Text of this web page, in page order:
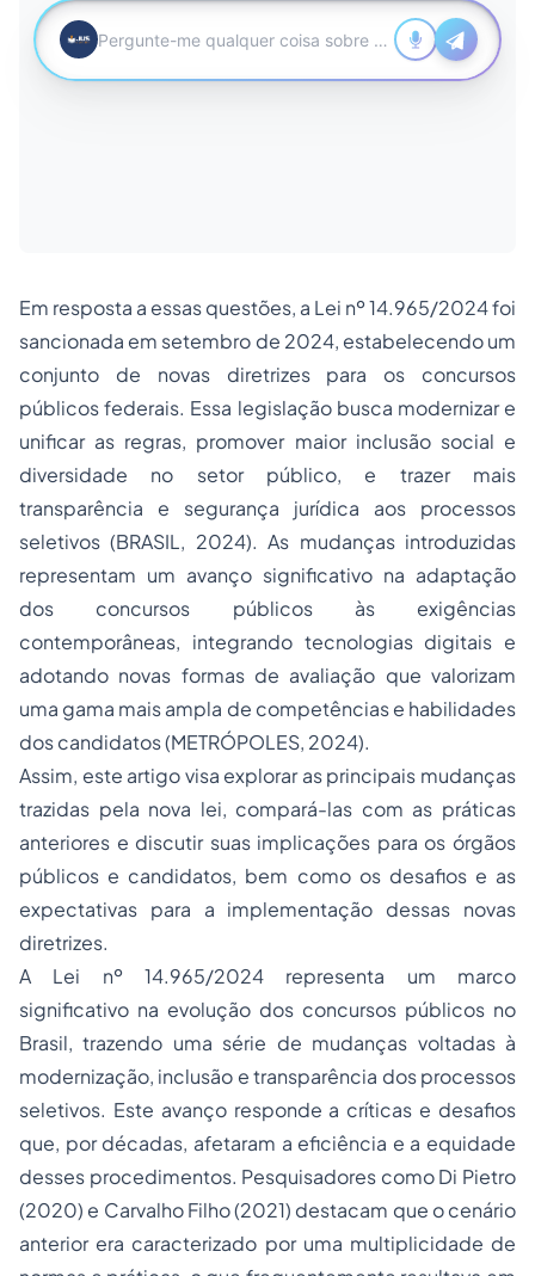
Em resposta a essas questões, a Lei nº 14.965/2024 foi
sancionada em setembro de 2024, estabelecendo um
conjunto de novas diretrizes para os concursos
públicos federais. Essa legislação busca modernizar e
unificar as regras, promover maior inclusão social e
diversidade no setor público, e trazer mais
transparência e segurança jurídica aos processos
seletivos (BRASIL, 2024). As mudanças introduzidas
representam um avanço significativo na adaptação
dos concursos públicos às exigências
contemporâneas, integrando tecnologias digitais e
adotando novas formas de avaliação que valorizam
uma gama mais ampla de competências e habilidades
dos candidatos (METRÓPOLES, 2024).
Assim, este artigo visa explorar as principais mudanças
trazidas pela nova lei, compará-las com as práticas
anteriores e discutir suas implicações para os órgãos
públicos e candidatos, bem como os desafios e as
expectativas para a implementação dessas novas
diretrizes.
A Lei nº 14.965/2024 representa um marco
significativo na evolução dos concursos públicos no
Brasil, trazendo uma série de mudanças voltadas à
modernização, inclusão e transparência dos processos
seletivos. Este avanço responde a críticas e desafios
que, por décadas, afetaram a eficiência e a equidade
desses procedimentos. Pesquisadores como Di Pietro
(2020) e Carvalho Filho (2021) destacam que o cenário
anterior era caracterizado por uma multiplicidade de